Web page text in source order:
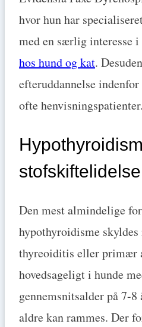
hvor hun har
med en særlig interesse i
hos hund og kat.
efteruddannelse
ofte henvisningspatienter.
Den mest almindelige
hypothyroidisme
thyreoiditis eller primær
hovedsageligt i hunde
gennemsnitsalder på 7-
aldre kan rammes. Der